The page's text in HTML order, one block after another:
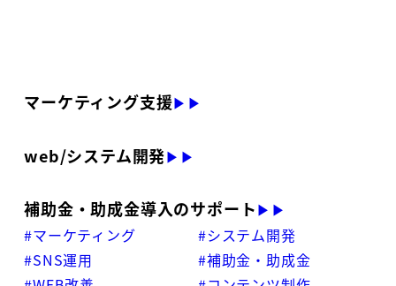
マーケティング支援▶▶
web/システム開発▶▶
補助金・助成金導入のサポート▶▶
#マーケティング
#SNS運用
#システム開発
#補助金・助成金